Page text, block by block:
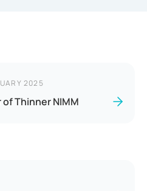
2025
Thinner NIMM